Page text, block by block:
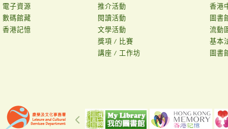
電子資源
數碼館藏
香港記憶
推介活動
閱讀活動
文學活動
獎項 / 比賽
講座 / 工作坊
香港
圖書
流動
基本
圖書